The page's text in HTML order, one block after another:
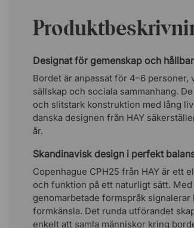
Designat för gemenskap och
Bordet är anpassat för 4–6
sällskap och sociala sammanhang.
och slitstark konstruktion med lång
danska designen från HAY
år.
Skandinavisk design i perfekt
Copenhague CPH25 från HAY är ett
och funktion på ett naturligt sätt.
genomarbetade formspråk
formkänsla. Det runda utförandet
enkelt att samla människor kring